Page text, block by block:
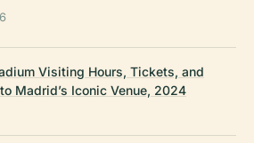
Visiting Hours, Tickets, and
Madrid’s Iconic Venue, 2024